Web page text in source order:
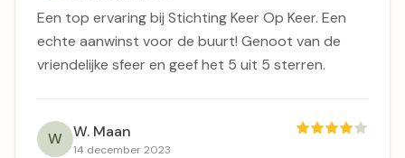
Een top ervaring bij Stichting Keer Op Keer. Een
echte aanwinst voor de buurt! Genoot van de
vriendelijke sfeer en geef het 5 uit 5 sterren.
W W. Maan
14 december 2023